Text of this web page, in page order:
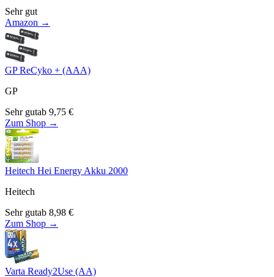
Sehr gut
Amazon →
GP ReCyko + (AAA)
GP
Sehr gutab 9,75 €
Zum Shop →
Heitech Hei Energy Akku 2000
Heitech
Sehr gutab 8,98 €
Zum Shop →
Varta Ready2Use (AA)